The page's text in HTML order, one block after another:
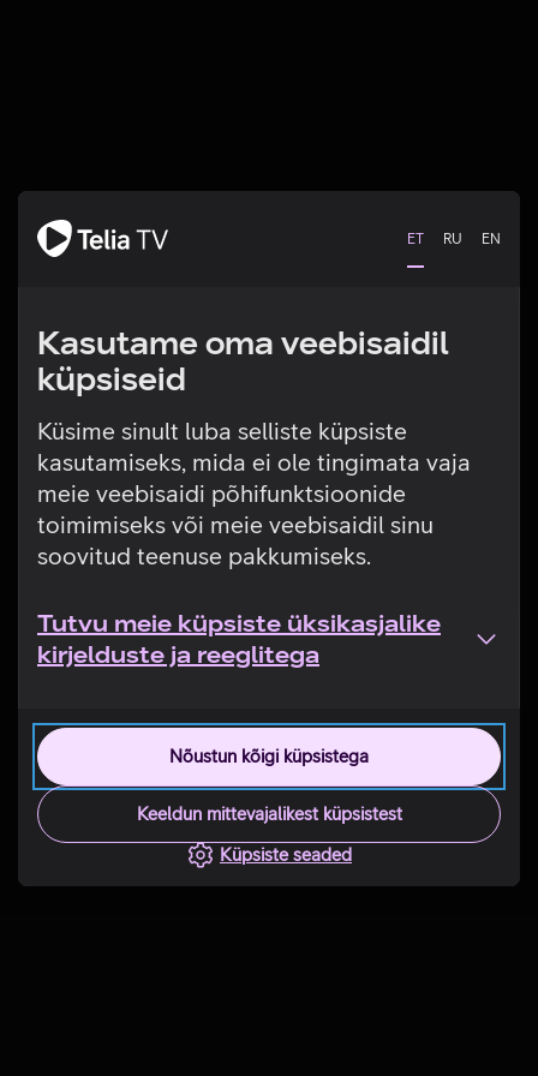
ET RU EN
Kasutame oma veebisaidil
küpsiseid
Küsime sinult luba selliste küpsiste
kasutamiseks, mida ei ole tingimata vaja
meie veebisaidi põhifunktsioonide
toimimiseks või meie veebisaidil sinu
soovitud teenuse pakkumiseks.
Tutvu meie küpsiste üksikasjalike
kirjelduste ja reeglitega
Nõustun kõigi küpsistega
Keeldun mittevajalikest küpsistest
Küpsiste seaded
Tehniline viga